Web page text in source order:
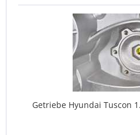
Getriebe Hyundai Tuscon